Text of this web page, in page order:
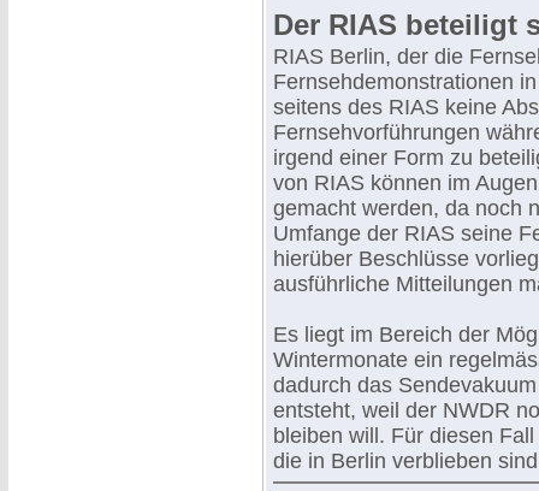
Der RIAS beteiligt
RIAS Berlin, der die
Fernsehdemonstrationen
seitens des RIAS keine
Fernsehvorführungen
irgend einer Form zu
von RIAS können im
gemacht werden, da noch
Umfange der RIAS seine
hierüber Beschlüsse
ausführliche Mitteilungen
Es liegt im Bereich der
Wintermonate ein
dadurch das
entsteht, weil der NWDR
bleiben will. Für diesen
die in Berlin verblieben